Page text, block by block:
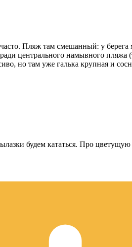
Пляж там смешанный: у берега
центрального намывного пляжа
но там уже галька крупная и
будем кататься. Про цветущую